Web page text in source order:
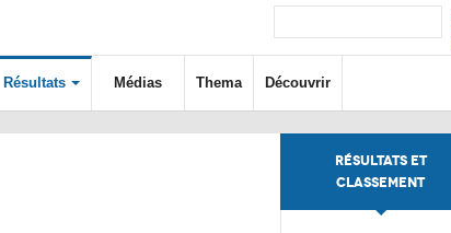
Résultats Médias Thema Découvrir
RÉSULTATS ET
CLASSEMENT